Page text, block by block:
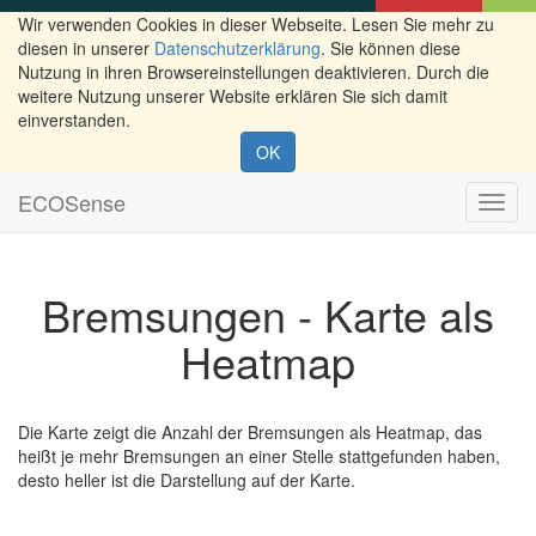
Wir verwenden Cookies in dieser Webseite. Lesen Sie mehr zu
diesen in unserer Datenschutzerklärung. Sie können diese
Nutzung in ihren Browsereinstellungen deaktivieren. Durch die
weitere Nutzung unserer Website erklären Sie sich damit
einverstanden.
OK
ein-/
ECOSense
Bremsungen - Karte als
Heatmap
Die Karte zeigt die Anzahl der Bremsungen als Heatmap, das
heißt je mehr Bremsungen an einer Stelle stattgefunden haben,
desto heller ist die Darstellung auf der Karte.